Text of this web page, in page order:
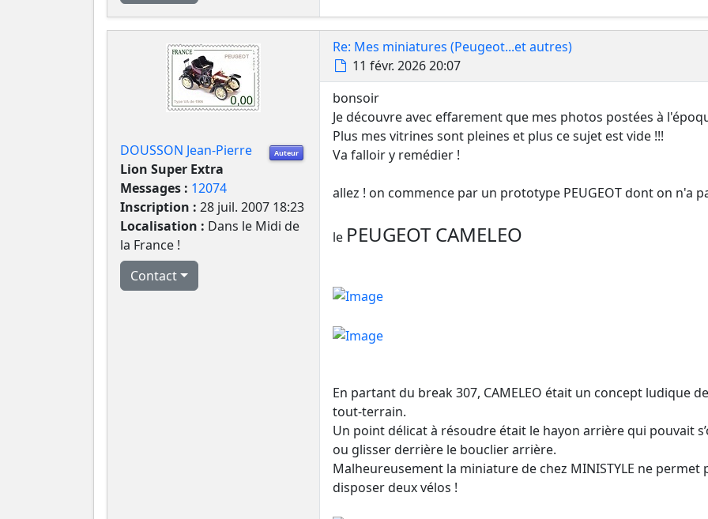
Auteur
DOUSSON Jean-Pierre
Lion Super Extra
Messages : 12074
Inscription : 28 juil. 2007 18:23
Localisation : Dans le Midi de
la France !
Contact
Re: Mes miniatures (Peugeot...et autres)
Message
11 févr. 2026 20:07
bonsoir
Je découvre avec effarement que mes photos postées à
Plus mes vitrines sont pleines et plus ce sujet est vide !!!
Va falloir y remédier !
allez ! on commence par un prototype PEUGEOT dont on n'a
le PEUGEOT CAMELEO
En partant du break 307, CAMELEO était un concept ludique
tout-terrain.
Un point délicat à résoudre était le hayon arrière qui pouvait
ou glisser derrière le bouclier arrière.
Malheureusement la miniature de chez MINISTYLE ne
disposer deux vélos !